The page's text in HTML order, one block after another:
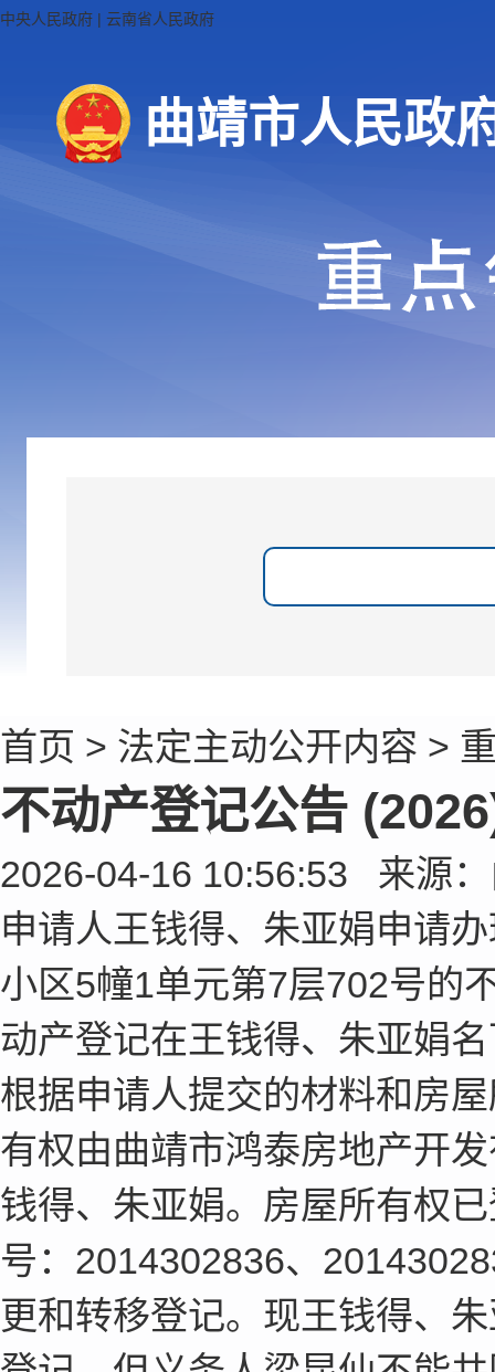
中央人民政府 | 云南省人民政府
曲靖市人民政
首页 > 法定主动公开内容 >
不动产登记公告
2026-04-16 10:56:53 来源
申请人王钱得、朱亚娟申请
小区5幢1单元第7层702号的
动产登记在王钱得、朱亚娟
根据申请人提交的材料和房
有权由曲靖市鸿泰房地产开
钱得、朱亚娟。房屋所有权
号：2014302836、
更和转移登记。现王钱得、